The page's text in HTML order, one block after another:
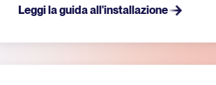
Leggi la guida all'installazione